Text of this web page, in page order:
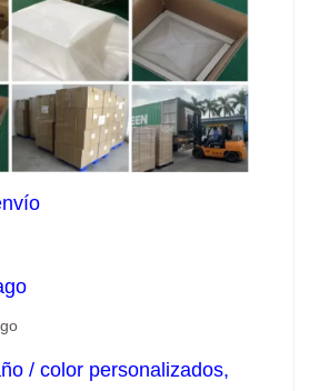
/ color personalizados,